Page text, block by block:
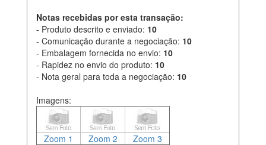
Notas recebidas por esta transação:
- Produto descrito e enviado: 10
- Comunicação durante a negociação: 10
- Embalagem fornecida no envio: 10
- Rapidez no envio do produto: 10
- Nota geral para toda a negociação: 10
Imagens:
Zoom 1 Zoom 2 Zoom 3